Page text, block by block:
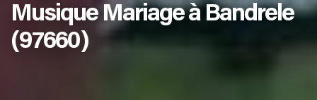
Musique Mariage à Bandrele
(97660)